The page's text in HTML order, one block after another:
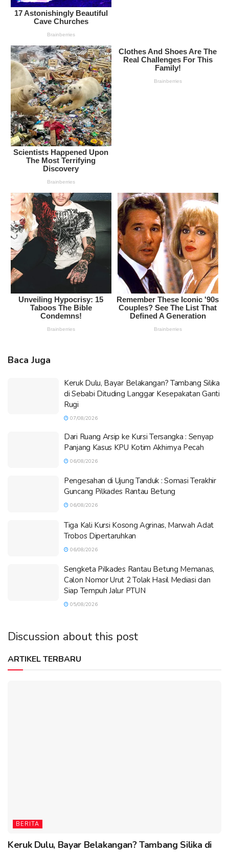
Baca Juga
Keruk Dulu, Bayar Belakangan? Tambang Silika
di Sebabi Dituding Langgar Kesepakatan Ganti
Rugi
07/08/2026
Dari Ruang Arsip ke Kursi Tersangka : Senyap
Panjang Kasus KPU Kotim Akhirnya Pecah
06/08/2026
Pengesahan di Ujung Tanduk : Somasi Terakhir
Guncang Pilkades Rantau Betung
06/08/2026
Tiga Kali Kursi Kosong Agrinas, Marwah Adat
Trobos Dipertaruhkan
06/08/2026
Sengketa Pilkades Rantau Betung Memanas,
Calon Nomor Urut 2 Tolak Hasil Mediasi dan
Siap Tempuh Jalur PTUN
05/08/2026
Discussion about this post
ARTIKEL TERBARU
BERITA
Keruk Dulu, Bayar Belakangan? Tambang Silika di